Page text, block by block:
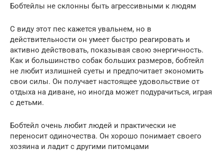
Бобтейлы не склонны быть агрессивными к людям
С виду этот пес кажется увальнем, но в
действительности он умеет быстро реагировать и
активно действовать, показывая свою энергичность.
Как и большинство собак больших размеров, бобтейл
не любит излишней суеты и предпочитает экономить
свои силы. Он получает настоящее удовольствие от
отдыха на диване, но иногда может подурачиться, играя
с детьми.
Бобтейл очень любит людей и практически не
переносит одиночества. Он хорошо понимает своего
хозяина и ладит с другими питомцами